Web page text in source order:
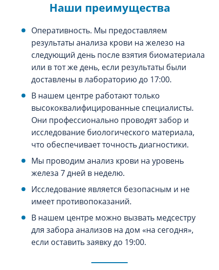
Наши преимущества
Оперативность. Мы предоставляем
результаты анализа крови на железо на
следующий день после взятия биоматериала
или в тот же день, если результаты были
доставлены в лабораторию до 17:00.
В нашем центре работают только
высококвалифицированные специалисты.
Они профессионально проводят забор и
исследование биологического материала,
что обеспечивает точность диагностики.
Мы проводим анализ крови на уровень
железа 7 дней в неделю.
Исследование является безопасным и не
имеет противопоказаний.
В нашем центре можно вызвать медсестру
для забора анализов на дом «‎на сегодня»‎,
если оставить заявку до 19:00.